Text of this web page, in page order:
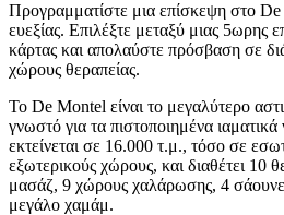
Προγραμματίστε μια επίσκεψη στο De
ευεξίας. Επιλέξτε μεταξύ μιας 5ωρης
κάρτας και απολαύστε πρόσβαση σε
χώρους θεραπείας.
Το De Montel είναι το μεγαλύτερο
γνωστό για τα πιστοποιημένα
εκτείνεται σε 16.000 τ.μ., τόσο σε
εξωτερικούς χώρους, και διαθέτει 10
μασάζ, 9 χώρους χαλάρωσης, 4
μεγάλο χαμάμ.